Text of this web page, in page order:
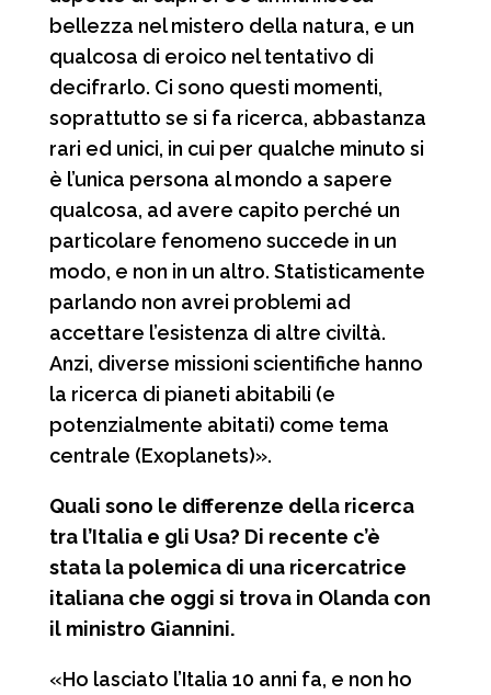
bellezza nel mistero della natura, e un
qualcosa di eroico nel tentativo di
decifrarlo. Ci sono questi momenti,
soprattutto se si fa ricerca, abbastanza
rari ed unici, in cui per qualche minuto si
è l’unica persona al mondo a sapere
qualcosa, ad avere capito perché un
particolare fenomeno succede in un
modo, e non in un altro. Statisticamente
parlando non avrei problemi ad
accettare l’esistenza di altre civiltà.
Anzi, diverse missioni scientifiche hanno
la ricerca di pianeti abitabili (e
potenzialmente abitati) come tema
centrale (Exoplanets)».
Quali sono le differenze della ricerca
tra l’Italia e gli Usa? Di recente c’è
stata la polemica di una ricercatrice
italiana che oggi si trova in Olanda con
il ministro Giannini.
«Ho lasciato l’Italia 10 anni fa, e non ho